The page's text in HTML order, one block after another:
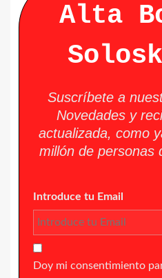
Alta
Suscríbete a
Novedades y
actualizada, como
millón de personas
Introduce tu Email
Doy mi consentimiento